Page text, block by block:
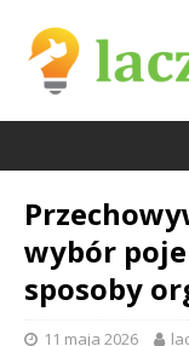
wybór
sposoby
11 maja 2026